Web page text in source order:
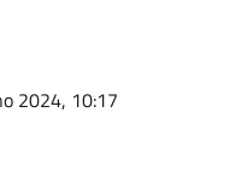
2024, 10:17